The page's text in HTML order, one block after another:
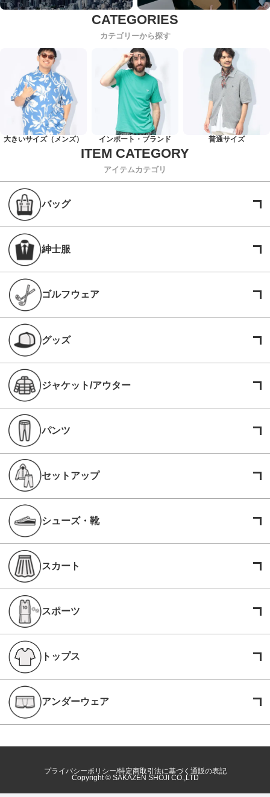
カテゴリーから探す
大きいサイズ（メンズ） インポート・ブランド 普通サイズ
アイテムカテゴリ
バッグ
紳士服
ゴルフウェア
グッズ
ジャケット/アウター
パンツ
セットアップ
シューズ・靴
スカート
スポーツ
トップス
アンダーウェア
プライバシーポリシー 特定商取引法に基づく通販の表記
Copyright © SAKAZEN SHOJI CO.,LTD